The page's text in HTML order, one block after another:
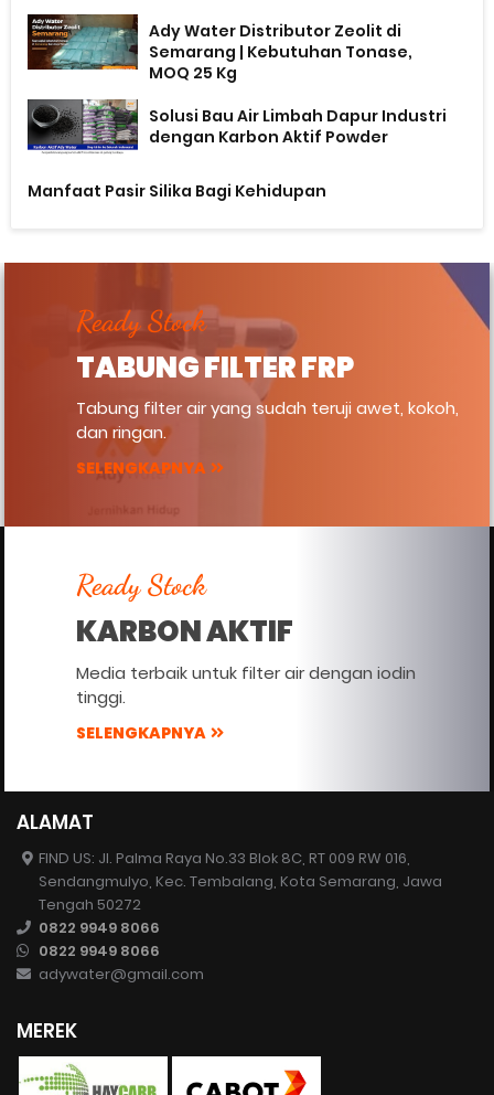
Ady Water Distributor Zeolit di
Semarang | Kebutuhan Tonase,
MOQ 25 Kg
Solusi Bau Air Limbah Dapur Industri
dengan Karbon Aktif Powder
Manfaat Pasir Silika Bagi Kehidupan
Ready Stock
TABUNG FILTER FRP
Tabung filter air yang sudah teruji awet, kokoh,
dan ringan.
SELENGKAPNYA
Ready Stock
KARBON AKTIF
Media terbaik untuk filter air dengan iodin
tinggi.
SELENGKAPNYA
ALAMAT
FIND US: Jl. Palma Raya No.33 Blok 8C, RT 009 RW 016,
Sendangmulyo, Kec. Tembalang, Kota Semarang, Jawa
Tengah 50272
0822 9949 8066
0822 9949 8066
adywater@gmail.com
MEREK